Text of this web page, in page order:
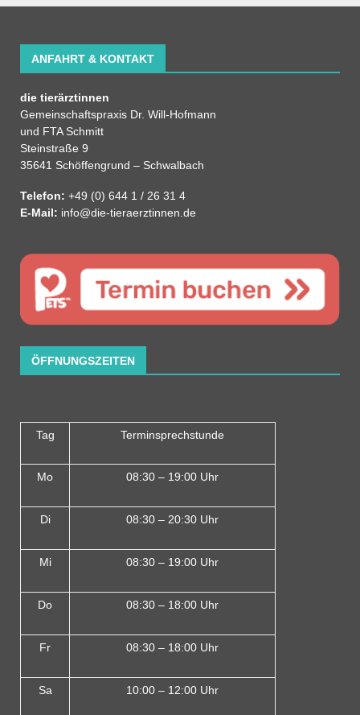
ANFAHRT & KONTAKT
die tierärztinnen
Gemeinschaftspraxis Dr. Will-Hofmann
und FTA Schmitt
Steinstraße 9
35641 Schöffengrund – Schwalbach
Telefon: +49 (0) 644 1 / 26 31 4
E-Mail: info@die-tieraerztinnen.de
ÖFFNUNGSZEITEN
Tag Terminsprechstunde
Mo 08:30 – 19:00 Uhr
Di 08:30 – 20:30 Uhr
Mi 08:30 – 19:00 Uhr
Do 08:30 – 18:00 Uhr
Fr 08:30 – 18:00 Uhr
Sa 10:00 – 12:00 Uhr